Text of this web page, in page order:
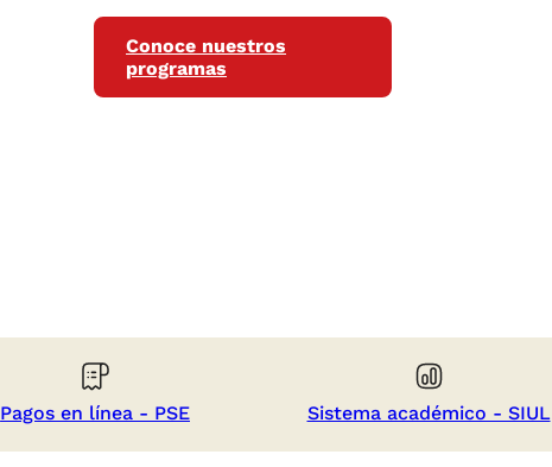
Conoce nuestros
programas
Pagos en línea - PSE Sistema académico - SIUL